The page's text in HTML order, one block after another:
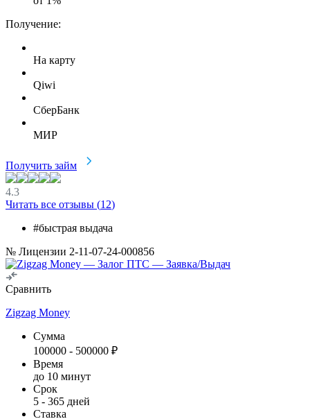
Получение:
На карту
Qiwi
СберБанк
МИР
Получить займ
4.3
Читать все отзывы (12)
#быстрая выдача
№ Лицензии 2-11-07-24-000856
Сравнить
Zigzag Money
Сумма
100000 - 500000 ₽
Время
до 10 минут
Срок
5 - 365 дней
Ставка